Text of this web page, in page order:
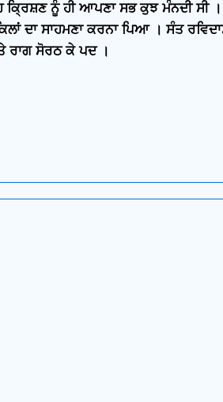
ਕ੍ਰਿਸ਼ਣ ਨੂੰ ਹੀ ਆਪਣਾ ਸਭ ਕੁਝ ਮੰਨਦੀ ਸੀ
ਦਾ ਸਾਹਮਣਾ ਕਰਨਾ ਪਿਆ । ਸੰਤ
ਰਾਗ ਸੋਰਠ ਕੇ ਪਦ ।